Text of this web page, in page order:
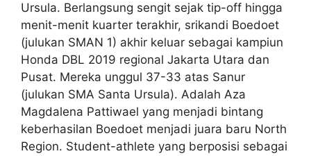
Ursula. Berlangsung sengit sejak tip-off hingga
menit-menit kuarter terakhir, srikandi Boedoet
(julukan SMAN 1) akhir keluar sebagai kampiun
Honda DBL 2019 regional Jakarta Utara dan
Pusat. Mereka unggul 37-33 atas Sanur
(julukan SMA Santa Ursula). Adalah Aza
Magdalena Pattiwael yang menjadi bintang
keberhasilan Boedoet menjadi juara baru North
Region. Student-athlete yang berposisi sebagai